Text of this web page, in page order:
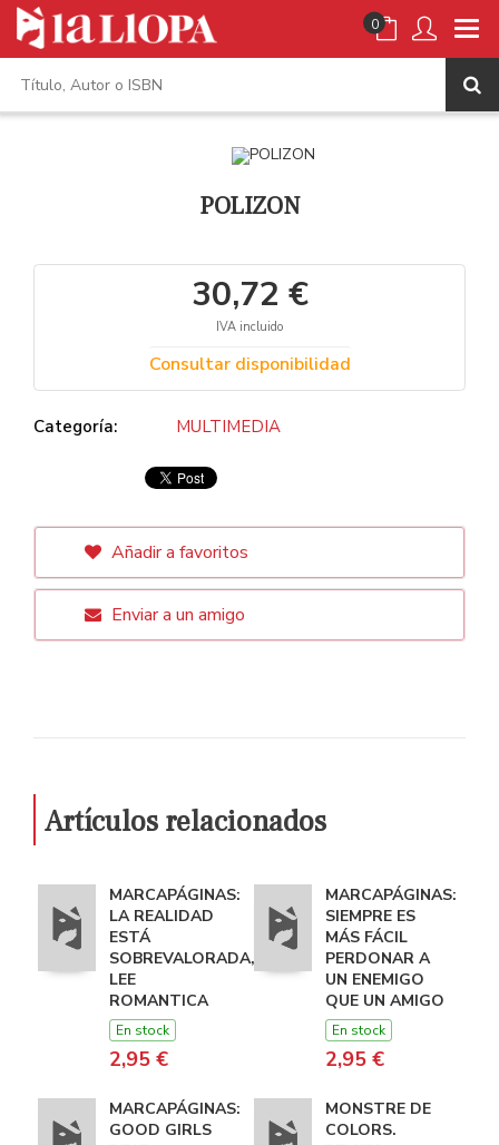
0
POLIZON
30,72 €
IVA incluido
Consultar disponibilidad
Categoría: MULTIMEDIA
Añadir a favoritos
Enviar a un amigo
Artículos relacionados
MARCAPÁGINAS:
LA REALIDAD
ESTÁ
SOBREVALORADA,
LEE
ROMANTICA
En stock
2,95 €
MARCAPÁGINAS:
SIEMPRE ES
MÁS FÁCIL
PERDONAR A
UN ENEMIGO
QUE UN AMIGO
En stock
2,95 €
MARCAPÁGINAS:
GOOD GIRLS
MONSTRE DE
COLORS.